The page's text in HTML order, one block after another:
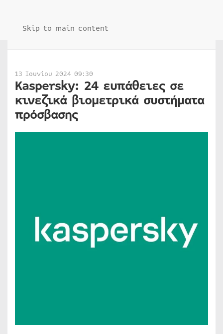
Skip to main content
13 Ιουνίου 2024 09:30
Kaspersky: 24 ευπάθειες σε
κινεζικά βιομετρικά συστήματα
πρόσβασης